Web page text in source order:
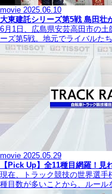
movie 2025.06.10
大東建託シリーズ第5戦 島田壮
6月1日、広島県安芸高田市の
ーズ第5戦。地元でライバルた
movie 2025.05.29
【Pick Up】全11種目網羅！
現在、トラック競技の世界選手
種目数が多いことから、ルー